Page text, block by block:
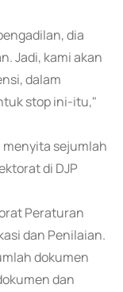
dia
Jadi, kami akan
dalam
stop ini-itu,"
menyita sejumlah
di DJP
Peraturan
dan Penilaian.
dokumen
dan